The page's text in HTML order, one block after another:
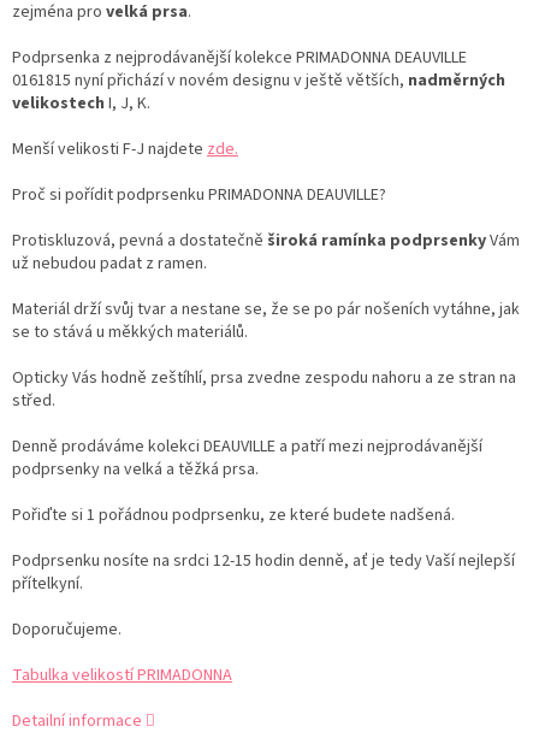
zejména pro velká prsa.
Podprsenka z nejprodávanější kolekce PRIMADONNA DEAUVILLE
0161815 nyní přichází v novém designu v ještě větších, nadměrných
velikostech I, J, K.
Menší velikosti F-J najdete zde.
Proč si pořídit podprsenku PRIMADONNA DEAUVILLE?
Protiskluzová, pevná a dostatečně široká ramínka podprsenkyVám
už nebudou padat z ramen.
Materiál drží svůj tvar a nestane se, že se po pár nošeních vytáhne, jak
se to stává u měkkých materiálů.
Opticky Vás hodně zeštíhlí, prsa zvedne zespodu nahoru a ze stran na
střed.
Denně prodáváme kolekci DEAUVILLE a patří mezi nejprodávanější
podprsenky na velká a těžká prsa.
Pořiďte si 1 pořádnou podprsenku, ze které budete nadšená.
Podprsenku nosíte na srdci 12-15 hodin denně, ať je tedy Vaší nejlepší
přítelkyní.
Doporučujeme.
Tabulka velikostí PRIMADONNA
Detailní informace